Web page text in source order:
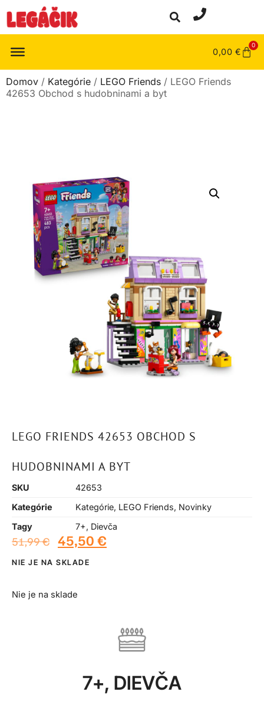
0,00 €
0
Domov / Kategórie / LEGO Friends / LEGO Friends
42653 Obchod s hudobninami a byt
LEGO FRIENDS 42653 OBCHOD S
HUDOBNINAMI A BYT
SKU
42653
Kategórie
Kategórie, LEGO Friends, Novinky
Tagy
7+, Dievča
51,99€ 45,50 €
NIE JE NA SKLADE
Nie je na sklade
7+, DIEVČA